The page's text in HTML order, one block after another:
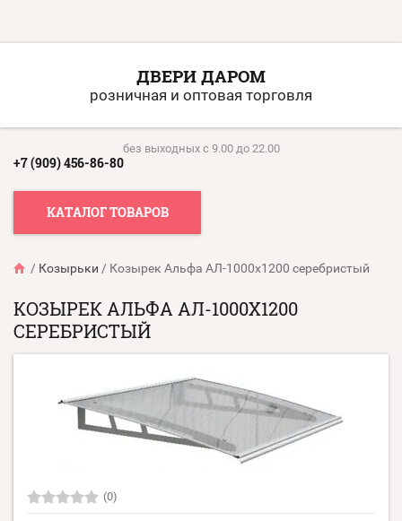
ДВЕРИ ДАРОМ
розничная и оптовая торговля
без выходных c 9.00 до 22.00
+7 (909) 456-86-80
КАТАЛОГ ТОВАРОВ
/ Козырьки / Козырек Альфа АЛ-1000x1200 серебристый
КОЗЫРЕК АЛЬФА АЛ-1000X1200
СЕРЕБРИСТЫЙ
(0)